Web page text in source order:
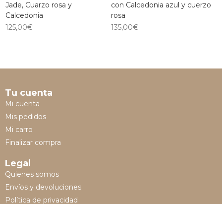
Jade, Cuarzo rosa y
Calcedonia
125,00€
con Calcedonia azul y cuerzo
rosa
135,00€
Tu cuenta
Mi cuenta
Mis pedidos
Mi carro
Finalizar compra
Legal
Quienes somos
Envíos y devoluciones
Política de privacidad